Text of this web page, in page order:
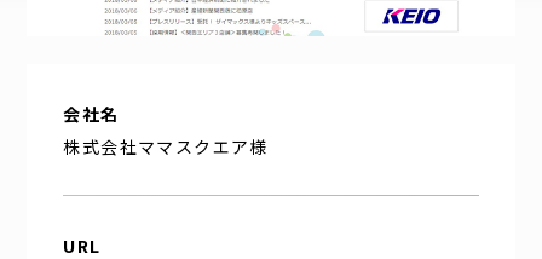
会社名
株式会社ママスクエア様
URL
企業理念
アクセス